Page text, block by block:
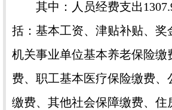
其中：人员经费支出
括：基本工资、津贴补贴、奖
机关事业单位基本养老保险缴
费、职工基本医疗保险缴费、
缴费、其他社会保障缴费、住